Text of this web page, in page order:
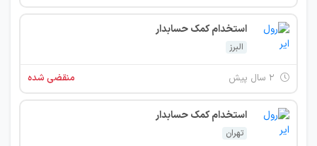
استخدام کمک حسابدار
البرز
منقضی شده
استخدام کمک حسابدار
تهران